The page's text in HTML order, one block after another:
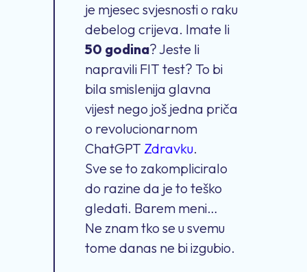
je mjesec svjesnosti o raku
debelog crijeva. Imate li
50 godina? Jeste li
napravili FIT test? To bi
bila smislenija glavna
vijest nego još jedna priča
o revolucionarnom
ChatGPT Zdravku.
Sve se to zakompliciralo
do razine da je to teško
gledati. Barem meni…
Ne znam tko se u svemu
tome danas ne bi izgubio.